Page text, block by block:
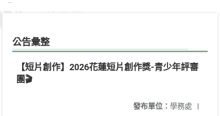
公告彙整
【短片創作】2026花蓮短片創作獎-青少年評審
團🎬
發布單位： 學務處 |